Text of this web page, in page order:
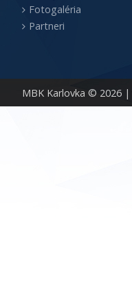
MBK Karlovka © 2026 |
Fotogaléria
Partneri